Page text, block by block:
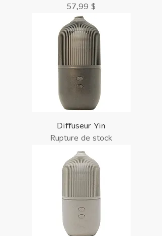
Prix
57,99 $
Diffuseur Yin
Rupture de stock